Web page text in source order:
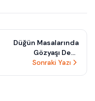
Sonraki Yazı
Düğün Masalarında
Gözyaşı Değil
Gülümseme: Gönülden